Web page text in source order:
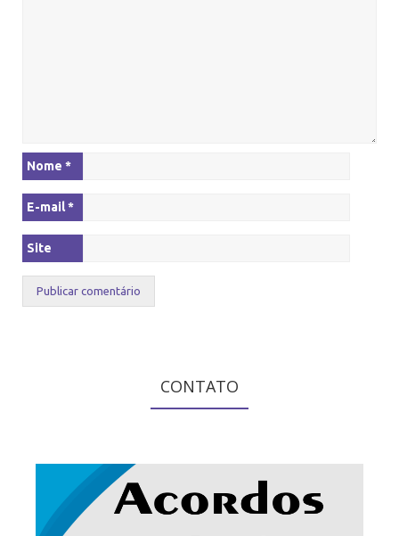
Nome *
E-mail*
Site
CONTATO